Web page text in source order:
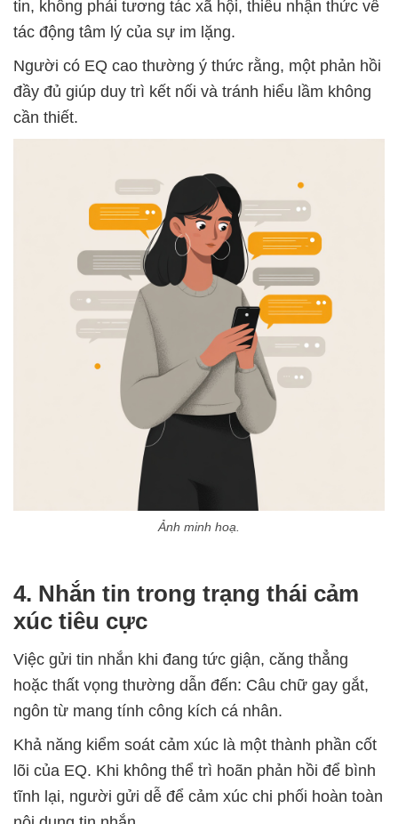
tin, không phải tương tác xã hội, thiếu nhận thức về
tác động tâm lý của sự im lặng.
Người có EQ cao thường ý thức rằng, một phản hồi
đầy đủ giúp duy trì kết nối và tránh hiểu lầm không
cần thiết.
Ảnh minh hoạ.
4. Nhắn tin trong trạng thái cảm
xúc tiêu cực
Việc gửi tin nhắn khi đang tức giận, căng thẳng
hoặc thất vọng thường dẫn đến: Câu chữ gay gắt,
ngôn từ mang tính công kích cá nhân.
Khả năng kiểm soát cảm xúc là một thành phần cốt
lõi của EQ. Khi không thể trì hoãn phản hồi để bình
tĩnh lại, người gửi dễ để cảm xúc chi phối hoàn toàn